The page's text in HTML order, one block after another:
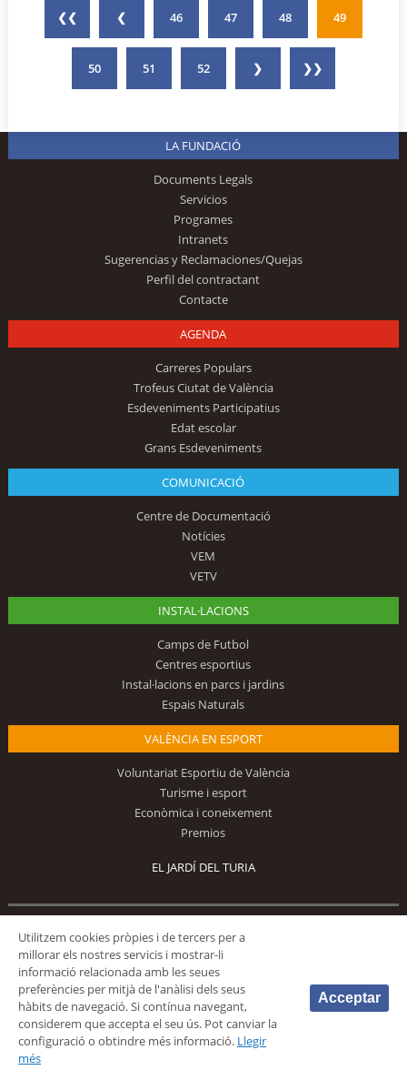
❮❮ ❮ 46 47 48 49
50 51 52 ❯ ❯❯
LA FUNDACIÓ
Documents Legals
Servicios
Programes
Intranets
Sugerencias y Reclamaciones/Quejas
Perfil del contractant
Contacte
AGENDA
Carreres Populars
Trofeus Ciutat de València
Esdeveniments Participatius
Edat escolar
Grans Esdeveniments
COMUNICACIÓ
Centre de Documentació
Notícies
VEM
VETV
INSTAL·LACIONS
Camps de Futbol
Centres esportius
Instal·lacions en parcs i jardins
Espais Naturals
VALÈNCIA EN ESPORT
Voluntariat Esportiu de València
Turisme i esport
Econòmica i coneixement
Premios
EL JARDÍ DEL TURIA
© 2026 Fundación Deportiva Municipal Valencia |AVÍS LEGAL
Utilitzem cookies pròpies i de tercers per a
millorar els nostres servicis i mostrar-li
informació relacionada amb les seues
preferències per mitjà de l'anàlisi dels seus
hàbits de navegació. Si contínua navegant,
considerem que accepta el seu ús. Pot canviar la
configuració o obtindre més informació. Llegir
més
Acceptar